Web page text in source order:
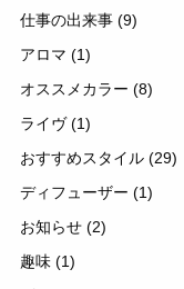
仕事の出来事 (9)
アロマ (1)
オススメカラー (8)
ライヴ(1)
おすすめスタイル (29)
ディフューザー (1)
お知らせ (2)
趣味 (1)